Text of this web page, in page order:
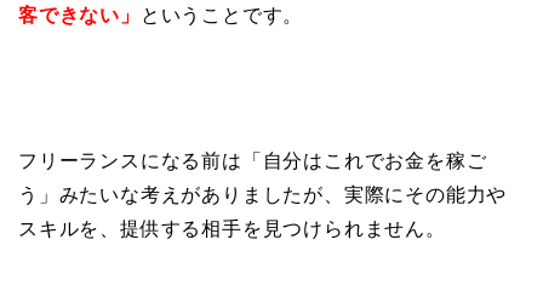
客できない」
ということです。
フリーランスになる前は「自分はこれでお金を稼ご
う」みたいな考えがありましたが、実際にその能力や
スキルを、提供する相手を見つけられません。